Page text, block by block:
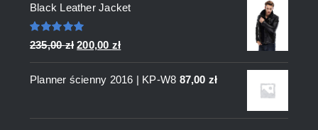
Black Leather Jacket
Oceniono
5.00
235,00zł Pierwotna
cena
wynosiła:
200,00 złAktualna
cena
wynosi:
Planner ścienny 2016 | KP-W8 87,00 zł